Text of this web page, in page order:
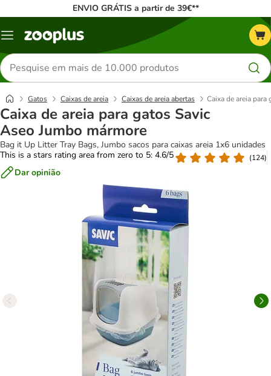
ENVIO GRÁTIS a partir de 39€**
Menu
Pesquisar
produtos
Gatos Caixas de areia Caixas de areia abertas Caixa de areia
Caixa de areia para gatos Savic
Aseo Jumbo mármore
Bag it Up Litter Tray Bags, Jumbo sacos para caixas areia 1x6 unidades
This is a stars rating area from zero to 5: 4.6/5
(124)
Dar opinião